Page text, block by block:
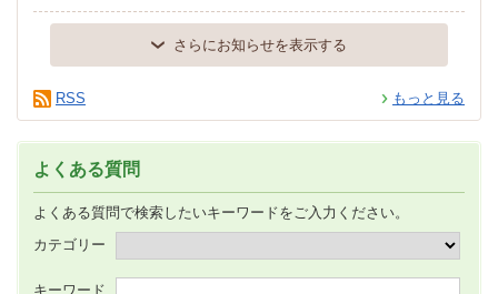
さらにお知らせを表示する
もっと見る
RSS
よくある質問
よくある質問で検索したいキーワードをご入力ください。
カテゴリー
キーワード